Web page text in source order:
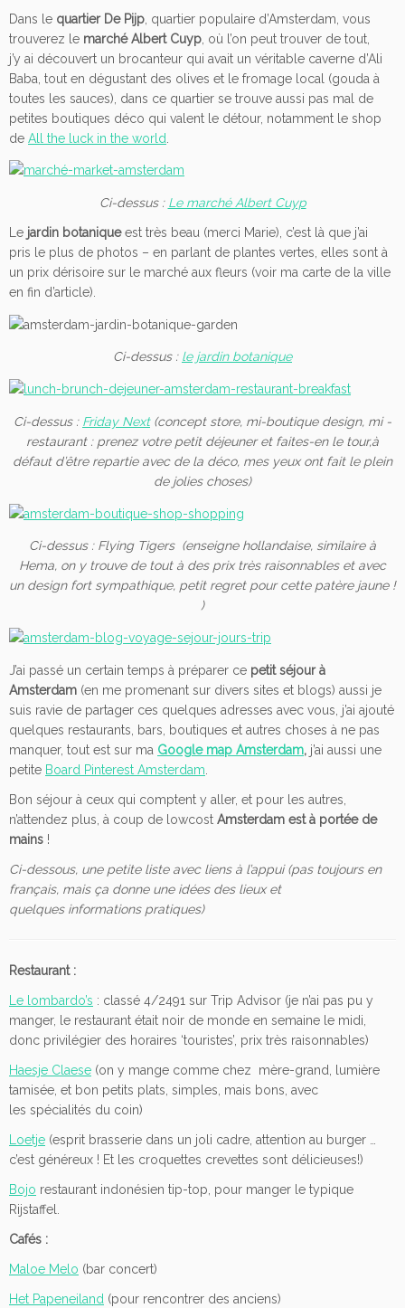
Dans le quartier De Pijp , quartier populaire d’Amsterdam, vous
trouverez le marché Albert Cuyp , où l’on peut trouver de tout,
j’y ai découvert un brocanteur qui avait un véritable caverne d’Ali
Baba, tout en dégustant des olives et le fromage local (gouda à
toutes les sauces), dans ce quartier se trouve aussi pas mal de
petites boutiques déco qui valent le détour, notamment le shop
de All the luck in the world
Ci-dessus : Le marché Albert Cuyp
Le jardin botaniqueest très beau (merci Marie), c’est là que j’ai
pris le plus de photos – en parlant de plantes vertes, elles sont à
un prix dérisoire sur le marché aux fleurs (voir ma carte de la ville
en fin d’article).
Ci-dessus : le jardin botanique
Ci-dessus : Friday Next(concept store, mi-boutique design, mi -
restaurant : prenez votre petit déjeuner et faites-en le tour,à
défaut d’être repartie avec de la déco, mes yeux ont fait le plein
de jolies choses)
Ci-dessus : Flying Tigers (enseigne hollandaise, similaire à
Hema, on y trouve de tout à des prix très raisonnables et avec
un design fort sympathique, petit regret pour cette patère jaune !
)
J’ai passé un certain temps à préparer ce petit séjour à
Amsterdam (en me promenant sur divers sites et blogs) aussi je
suis ravie de partager ces quelques adresses avec vous, j’ai ajouté
quelques restaurants, bars, boutiques et autres choses à ne pas
manquer, tout est sur ma Google map Amsterdam, j’ai aussi une
petite Board Pinterest Amsterdam
Bon séjour à ceux qui comptent y aller, et pour les autres,
n’attendez plus, à coup de lowcost Amsterdam est à portée de
mains !
Ci-dessous, une petite liste avec liens à l’appui (pas toujours en
français, mais ça donne une idées des lieux et
quelques informations pratiques)
Restaurant :
Le lombardo’s : classé 4/2491 sur Trip Advisor (je n’ai pas pu y
manger, le restaurant était noir de monde en semaine le midi,
donc privilégier des horaires ‘touristes’, prix très raisonnables)
Haesje Claese (on y mange comme chez mère-grand, lumière
tamisée, et bon petits plats, simples, mais bons, avec
les spécialités du coin)
Loetje (esprit brasserie dans un joli cadre, attention au burger …
c’est généreux ! Et les croquettes crevettes sont délicieuses!)
Bojo restaurant indonésien tip-top, pour manger le typique
Rijstaffel.
Cafés :
Maloe Melo (bar concert)
Het Papeneiland (pour rencontrer des anciens)